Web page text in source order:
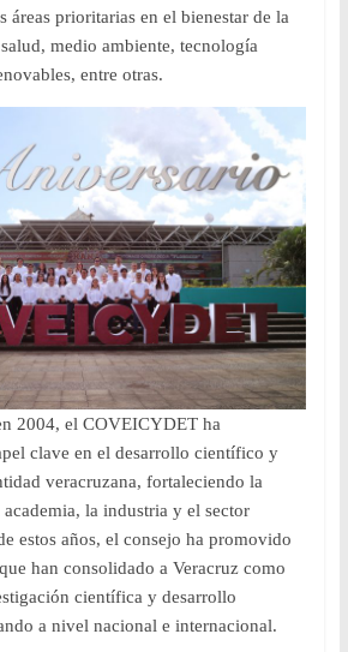
áreas prioritarias en el bienestar de la
medio ambiente, tecnología
entre otras.
2004, el COVEICYDET ha
clave en el desarrollo científico y
veracruzana, fortaleciendo la
la industria y el sector
estos años, el consejo ha promovido
han consolidado a Veracruz como
científica y desarrollo
a nivel nacional e internacional.